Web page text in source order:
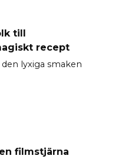
till
recept
lyxiga smaken
filmstjärna